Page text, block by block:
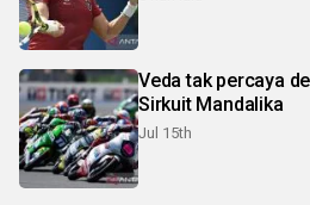
Veda tak percaya
Sirkuit Mandalika
Jul 15th